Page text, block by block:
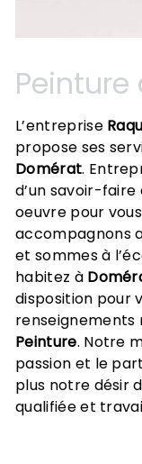
L’entreprise
propose ses
Domérat.
d’un savoir-
oeuvre pour
accompagnons
et sommes à
habitez à
disposition pour
renseignements
Peinture. Notre
passion et le
plus notre désir
qualifiée et